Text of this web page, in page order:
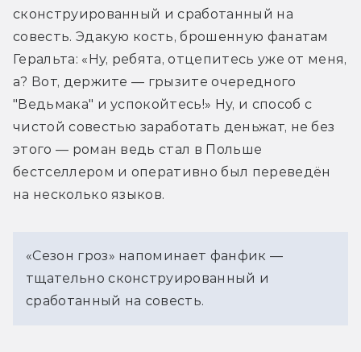
сконструированный и сработанный на
совесть. Эдакую кость, брошенную фанатам
Геральта: «Ну, ребята, отцепитесь уже от меня,
а? Вот, держите — грызите очередного
"Ведьмака" и успокойтесь!» Ну, и способ с
чистой совестью заработать деньжат, не без
этого — роман ведь стал в Польше
бестселлером и оперативно был переведён
на несколько языков.
«Сезон гроз» напоминает фанфик —
тщательно сконструированный и
сработанный на совесть.